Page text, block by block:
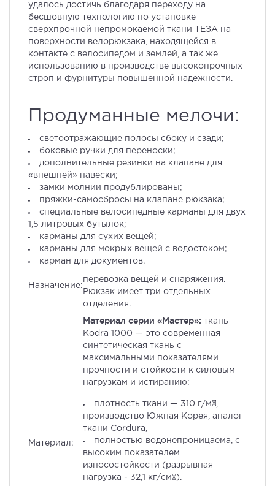
удалось достичь благодаря переходу на
бесшовную технологию по установке
сверхпрочной непромокаемой ткани ТЕЗА на
поверхности велорюкзака, находящейся в
контакте с велосипедом и землей, а так же
использованию в производстве высокопрочных
строп и фурнитуры повышенной надежности.
Продуманные мелочи:
светоотражающие полосы сбоку и сзади;
боковые ручки для переноски;
дополнительные резинки на клапане для
«внешней» навески;
замки молнии продублированы;
пряжки-самосбросы на клапане рюкзака;
специальные велосипедные карманы для двух
1,5 литровых бутылок;
карманы для сухих вещей;
карманы для мокрых вещей с водостоком;
карман для документов.
Назначение:
перевозка вещей и снаряжения.
Рюкзак имеет три отдельных
отделения.
Материал:
Материал серии «Мастер»: ткань
Kodra 1000 — это современная
синтетическая ткань с
максимальными показателями
прочности и стойкости к силовым
нагрузкам и истиранию:
плотность ткани — 310 г/м²,
производство Южная Корея, аналог
ткани Cordura,
полностью водонепроницаема, с
высоким показателем
износостойкости (разрывная
нагрузка - 32,1 кг/см²).